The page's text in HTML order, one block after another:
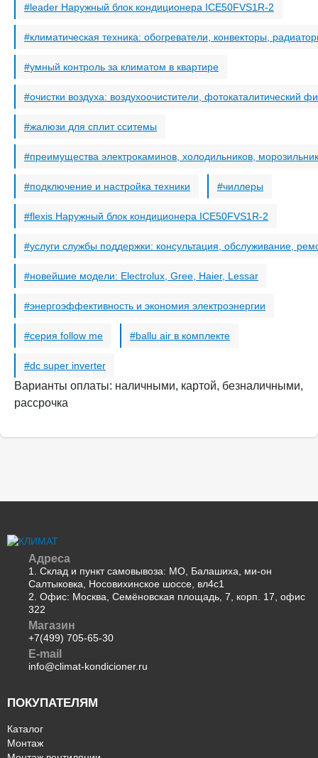
leader Наружный блок кондиционера ICE50FVS1R-2
климатическая техника: обогреватели, конвекторы,
умный контроль за климатом в квартире
очистки воздуха: воздухоочистители, фотокаталитический
жалюзи для сплит сситемы
преимущества электрокаминов, холодильников,
подключение и настройка техники чиллеры
flexis Наружный блок кондиционера ICE50FVS1R-2
услуги службы поддержки: консультация, обслуживание,
новейшие модели: Electrolux, Gree, Haier, Lessar
энергоэффективность и экономия электроэнергии
серия follow me ballu air в комплекте
dc super inverter
Варианты оплаты: наличными, картой, безналичными,
рассрочка
Адреса
1. Склад и пункт самовывоза: МО, Балашиха, ми-он
Салтыковка, Носовихинское шоссе, вл4с1
2. Офис: Москва, Семёновская площадь, 7, корп. 17, офис
322
Магазин
+7(499) 705-65-30
E-mail
info@climat-kondicioner.ru
ПОКУПАТЕЛЯМ
Каталог
Монтаж